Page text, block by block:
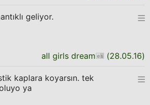
geliyor.
all girls dream (28.05.16)
kaplara koyarsın. tek
ya